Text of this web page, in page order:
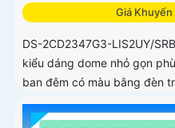
Giá
DS-2CD2347G3-LIS2UY/
kiểu dáng dome nhỏ gọn
ban đêm có màu bằng đèn
ColorVU HikAI-ISP, có tính
phương tiện, tích hợp micro